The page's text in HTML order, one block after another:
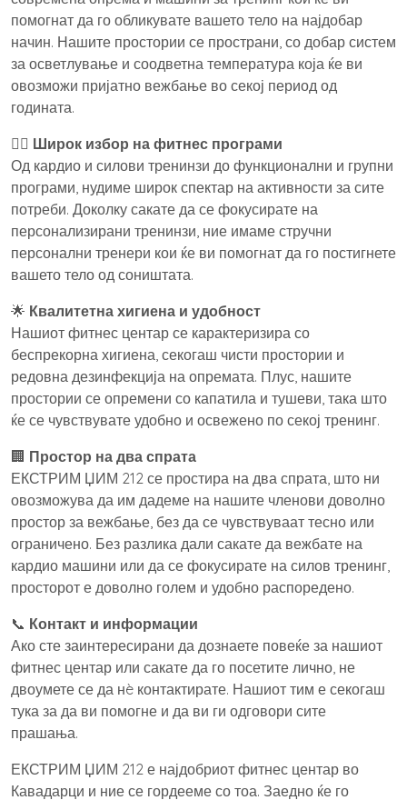
помогнат да го обликувате вашето тело на најдобар
начин. Нашите простории се пространи, со добар систем
за осветлување и соодветна температура која ќе ви
овозможи пријатно вежбање во секој период од
годината.
🏋️‍♂️ Широк избор на фитнес програми
Од кардио и силови тренинзи до функционални и групни
програми, нудиме широк спектар на активности за сите
потреби. Доколку сакате да се фокусирате на
персонализирани тренинзи, ние имаме стручни
персонални тренери кои ќе ви помогнат да го постигнете
вашето тело од соништата.
🌟 Квалитетна хигиена и удобност
Нашиот фитнес центар се карактеризира со
беспрекорна хигиена, секогаш чисти простории и
редовна дезинфекција на опремата. Плус, нашите
простории се опремени со капатила и тушеви, така што
ќе се чувствувате удобно и освежено по секој тренинг.
🏢 Простор на два спрата
ЕКСТРИМ ЏИМ 212 се простира на два спрата, што ни
овозможува да им дадеме на нашите членови доволно
простор за вежбање, без да се чувствуваат тесно или
ограничено. Без разлика дали сакате да вежбате на
кардио машини или да се фокусирате на силов тренинг,
просторот е доволно голем и удобно распоредено.
📞 Контакт и информации
Ако сте заинтересирани да дознаете повеќе за нашиот
фитнес центар или сакате да го посетите лично, не
двоумете се да нè контактирате. Нашиот тим е секогаш
тука за да ви помогне и да ви ги одговори сите
прашања.
ЕКСТРИМ ЏИМ 212 е најдобриот фитнес центар во
Кавадарци и ние се гордееме со тоа. Заедно ќе го